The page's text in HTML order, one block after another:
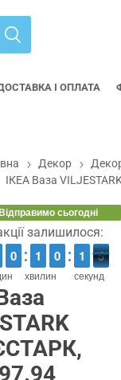
І ОПЛАТА
Декор
ІКЕА Ваза
Відправимосьогодні
залишилося:
9
9
0
0
хвилин
1
1
1
1 9
9
0
0
секунд
2
1
1 4
4
3